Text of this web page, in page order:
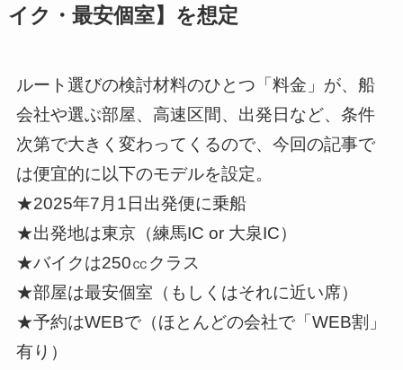
イク・最安個室】を想定
ルート選びの検討材料のひとつ「料金」が、船
会社や選ぶ部屋、高速区間、出発日など、条件
次第で大きく変わってくるので、今回の記事で
は便宜的に以下のモデルを設定。
★2025年7月1日出発便に乗船
★出発地は東京（練馬IC or 大泉IC）
★バイクは250㏄クラス
★部屋は最安個室（もしくはそれに近い席）
★予約はWEBで（ほとんどの会社で「WEB割」
有り）